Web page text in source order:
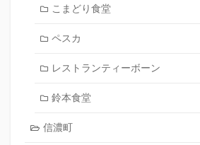
こまどり食堂
ペスカ
レストランティーボーン
鈴本食堂
信濃町